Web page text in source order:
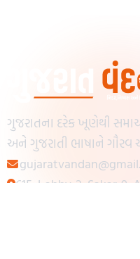
ગુજરાતના દરેક ખૂણેથી
અને ગુજરાતી ભાષાને ગૌરવ
615, Lobby-2, Sakar-9,